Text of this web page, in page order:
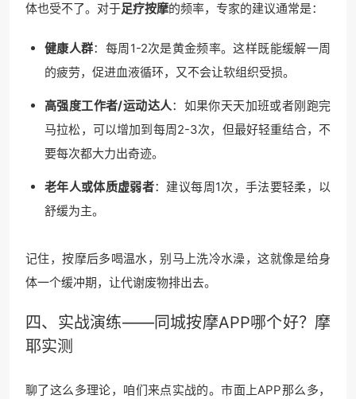
体也受不了。对于足疗按摩的频率，专家的建议通常是：
健康人群：每周1-2次是黄金频率。这样既能缓解一周
的疲劳，促进血液循环，又不会让软组织受损。
高强度工作者/运动达人：如果你天天加班或者刚跑完
马拉松，可以增加到每周2-3次，但最好轻重结合，不
要每次都大力出奇迹。
老年人或体质虚弱者：建议每周1次，手法要轻柔，以
舒缓为主。
记住，按摩后多喝温水，别马上洗冷水澡，这就像是给身
体一个缓冲期，让代谢废物排出去。
四、实战演练——同城按摩APP哪个好？摩
耶实测
聊了这么多理论，咱们来点实战的。市面上APP那么多，